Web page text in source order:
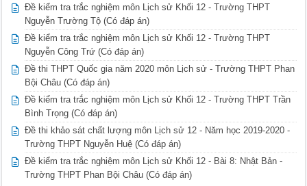
B. Biên giới thu-đông năm 1950.
C. Trung Lào năm 1953.
D. Điện Biên Phủ năm 1954.
[]
Câu 9. Chiến thắng nào của quân dân Liên khu V đã góp
kìm chân địch, tạo điều kiện cho chiến dịch Điện Biên Phủ
A. Chiến thắng đường số 5 ở phú Yên.
B. Chiến thắng đường số 14 ở Tây Nguyên.
C. Chặn đứng chiến dịch Átlăng lần I của Pháp.
D. Chặn đứng chiến dịch Átlăng lần II của Pháp..
[]
Câu 10. Trong kháng chiến chống Pháp (1945 – 1954), sự
làm đế quốc Mỹ thất bại trong âm mưu kéo dài, mở rộng và
tranh xâm lược Đông Dương?
A. Chiến dịch Biên giới thu – đông (1950).
A. Cuộc tiến công chiến lược Đông – Xuân 1953 – 1954.
Đề kiểm tra trắc nghiệm môn Lịch sử Khối 12 - Trường THPT
Nguyễn Trường Tộ (Có đáp án)
Đề kiểm tra trắc nghiệm môn Lịch sử Khối 12 - Trường THPT
Nguyễn Công Trứ (Có đáp án)
Đề thi THPT Quốc gia năm 2020 môn Lịch sử - Trường THPT Phan
Bội Châu (Có đáp án)
Đề kiểm tra trắc nghiệm môn Lịch sử Khối 12 - Trường THPT Trần
Bình Trọng (Có đáp án)
Đề thi khảo sát chất lượng môn Lịch sử 12 - Năm học 2019-2020 -
Trường THPT Nguyễn Huệ (Có đáp án)
Đề kiểm tra trắc nghiệm môn Lịch sử Khối 12 - Bài 8: Nhật Bản -
Trường THPT Phan Bội Châu (Có đáp án)